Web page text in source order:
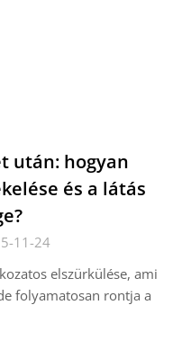
után: hogyan
és a látás
11-24
elszürkülése, ami
folyamatosan rontja a